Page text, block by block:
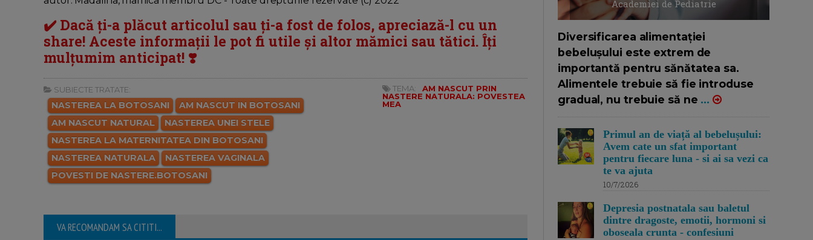
✔️ Dacă ți-a plăcut articolul sau ți-a fost de folos, apreciază-l cu un
share! Aceste informații le pot fi utile și altor mămici sau tătici. Îți
mulțumim anticipat! ❣️
SUBIECTE TRATATE:
NASTEREA LA BOTOSANI
AM NASCUT IN BOTOSANI
AM NASCUT NATURAL
NASTEREA UNEI STELE
NASTEREA LA MATERNITATEA DIN BOTOSANI
NASTEREA NATURALA
NASTEREA VAGINALA
POVESTI DE NASTERE.BOTOSANI
TEMA:
AM NASCUT PRIN
NASTERE NATURALA: POVESTEA
MEA
VA RECOMANDAM SA CITITI...
Academiei de Pediatrie
Diversificarea alimentației
bebelușului este extrem de
importantă pentru sănătatea sa.
Alimentele trebuie să fie introduse
gradual, nu trebuie să ne ...
Primul an de viață al bebelușului:
Avem cate un sfat important
pentru fiecare luna - si ai sa vezi ca
te va ajuta
10/7/2026
Depresia postnatala sau baletul
dintre dragoste, emotii, hormoni si
oboseala crunta - confesiuni